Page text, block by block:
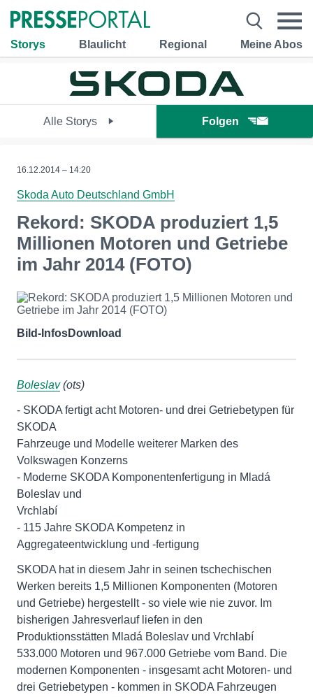
Storys Blaulicht Regional Meine Abos
Alle Storys Folgen
16.12.2014 – 14:20
Skoda Auto Deutschland GmbH
Rekord: SKODA produziert 1,5
Millionen Motoren und Getriebe
im Jahr 2014 (FOTO)
Bild-InfosDownload
Boleslav(ots)
- SKODA fertigt acht Motoren- und drei Getriebetypen für
SKODA
Fahrzeuge und Modelle weiterer Marken des
Volkswagen Konzerns
- Moderne SKODA Komponentenfertigung in Mladá
Boleslav und
Vrchlabí
- 115 Jahre SKODA Kompetenz in
Aggregateentwicklung und -fertigung
SKODA hat in diesem Jahr in seinen tschechischen
Werken bereits 1,5 Millionen Komponenten (Motoren
und Getriebe) hergestellt - so viele wie nie zuvor. Im
bisherigen Jahresverlauf liefen in den
Produktionsstätten Mladá Boleslav und Vrchlabí
533.000 Motoren und 967.000 Getriebe vom Band. Die
modernen Komponenten - insgesamt acht Motoren- und
drei Getriebetypen - kommen in SKODA Fahrzeugen